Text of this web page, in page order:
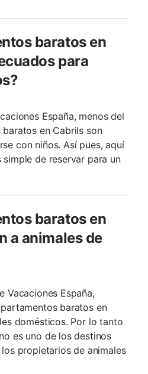
baratos en
para
España, menos del
en Cabrils son
con niños. Así pues, aquí
simple de reservar para un
baratos en
a animales de
Vacaciones España,
baratos en
domésticos. Por lo tanto
es uno de los destinos
propietarios de animales